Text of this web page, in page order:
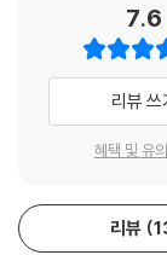
문명 비판이라는 쉽
컬트를 이루어냈다.
2. 세상의 광기, 중독
전 세계적인 센세이
매우 독창적인 데뷔
능란하게 구사해내
7.6
리뷰 쓰
혜택 및 유
리뷰